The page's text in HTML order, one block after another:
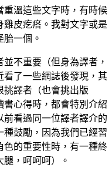
重溫這些文字時，有時候
皮疙瘩。我對文字或是
一個。
不重要（但身為譯者，
看了一些網誌後發現，其
挑譯者（也會挑出版
心得時，都會特別介紹
看過同一位譯者譯介的
鼓勵，因為我們已經習
色的重要性時，有一種終
，呵呵呵）。